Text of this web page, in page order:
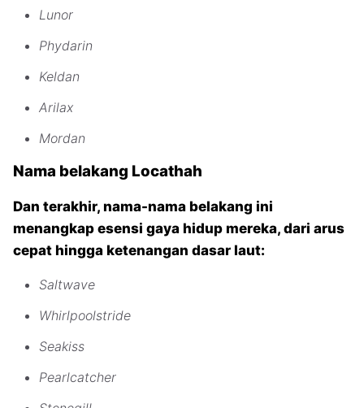
Lunor
Phydarin
Keldan
Arilax
Mordan
Nama belakang Locathah
Dan terakhir, nama-nama belakang ini
menangkap esensi gaya hidup mereka, dari arus
cepat hingga ketenangan dasar laut:
Saltwave
Whirlpoolstride
Seakiss
Pearlcatcher